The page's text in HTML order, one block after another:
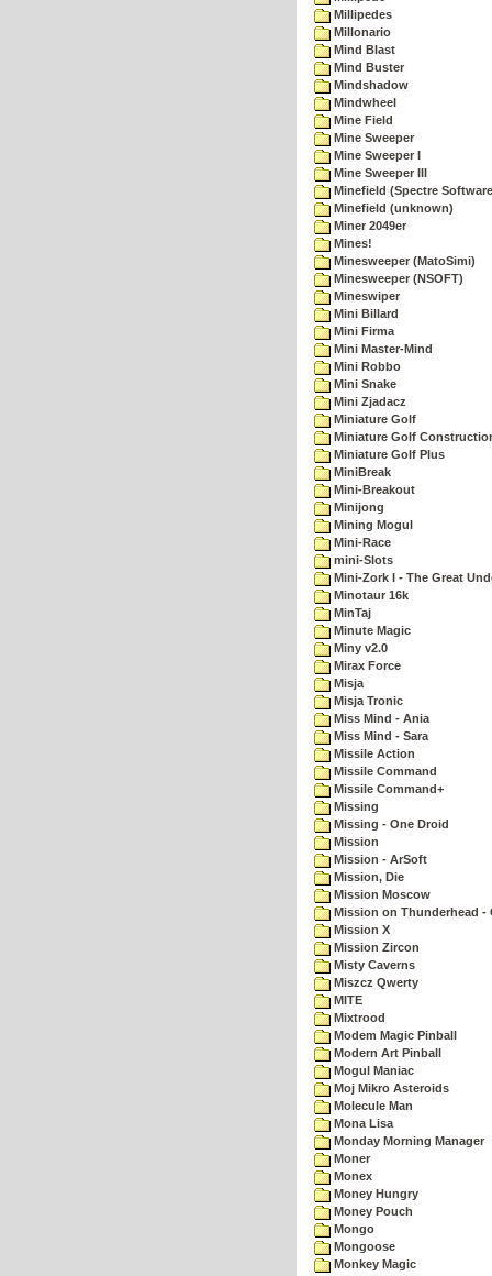
Millipedes
Millonario
Mind Blast
Mind Buster
Mindshadow
Mindwheel
Mine Field
Mine Sweeper
Mine Sweeper I
Mine Sweeper III
Minefield (Spectre
Minefield (unknown)
Miner 2049er
Mines!
Minesweeper (MatoSimi)
Minesweeper (NSOFT)
Mineswiper
Mini Billard
Mini Firma
Mini Master-Mind
Mini Robbo
Mini Snake
Mini Zjadacz
Miniature Golf
Miniature Golf
Miniature Golf Plus
MiniBreak
Mini-Breakout
Minijong
Mining Mogul
Mini-Race
mini-Slots
Mini-Zork I - The Great
Minotaur 16k
MinTaj
Minute Magic
Miny v2.0
Mirax Force
Misja
Misja Tronic
Miss Mind - Ania
Miss Mind - Sara
Missile Action
Missile Command
Missile Command+
Missing
Missing - One Droid
Mission
Mission - ArSoft
Mission, Die
Mission Moscow
Mission on Thunderhead -
Mission X
Mission Zircon
Misty Caverns
Miszcz Qwerty
MITE
Mixtrood
Modem Magic Pinball
Modern Art Pinball
Mogul Maniac
Moj Mikro Asteroids
Molecule Man
Mona Lisa
Monday Morning Manager
Moner
Monex
Money Hungry
Money Pouch
Mongo
Mongoose
Monkey Magic